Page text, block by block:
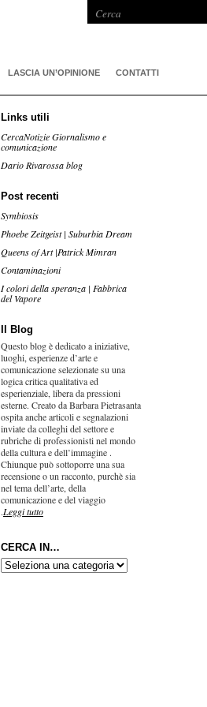
LASCIA UN’OPINIONE CONTATTI
Links utili
CercaNotizie Giornalismo e
comunicazione
Dario Rivarossa blog
Post recenti
Symbiosis
Phoebe Zeitgeist | Suburbia Dream
Queens of Art |Patrick Mimran
Contaminazioni
I colori della speranza | Fabbrica
del Vapore
Il Blog
Questo blog è dedicato a iniziative,
luoghi, esperienze d’arte e
comunicazione selezionate su una
logica critica qualitativa ed
esperienziale, libera da pressioni
esterne. Creato da Barbara Pietrasanta
ospita anche articoli e segnalazioni
inviate da colleghi del settore e
rubriche di professionisti nel mondo
della cultura e dell’immagine .
Chiunque può sottoporre una sua
recensione o un racconto, purchè sia
nel tema dell’arte, della
comunicazione e del viaggio
.Leggi tutto
CERCA IN…
CERCA
IN…